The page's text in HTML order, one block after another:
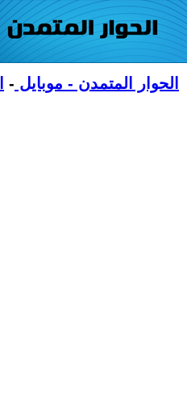
الحوار المتمدن - موبايل -